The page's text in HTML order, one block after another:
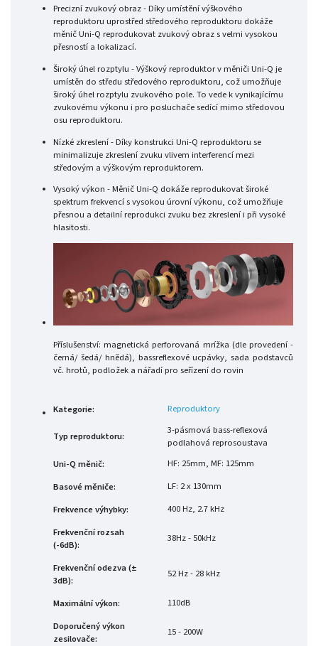
Precizní zvukový obraz - Díky umístění výškového
reproduktoru uprostřed středového reproduktoru dokáže
měnič Uni-Q reprodukovat zvukový obraz s velmi vysokou
přesností a lokalizací.
Široký úhel rozptylu - Výškový reproduktor v měniči Uni-Q je
umístěn do středu středového reproduktoru, což umožňuje
široký úhel rozptylu zvukového pole. To vede k vynikajícímu
zvukovému výkonu i pro posluchače sedící mimo středovou
osu reproduktoru.
Nízké zkreslení - Díky konstrukci Uni-Q reproduktoru se
minimalizuje zkreslení zvuku vlivem interferencí mezi
středovým a výškovým reproduktorem.
Vysoký výkon - Měnič Uni-Q dokáže reprodukovat široké
spektrum frekvencí s vysokou úrovní výkonu, což umožňuje
přesnou a detailní reprodukci zvuku bez zkreslení i při vysoké
hlasitosti.
Příslušenství: magnetická perforovaná mrížka (dle provedení -
černá/ šedá/ hnědá), bassreflexové ucpávky, sada podstavců
vč. hrotů, podložek a nářadí pro seřízení do rovin
Kategorie: Reproduktory
Typ reproduktoru:
3-pásmová bass-reflexová
podlahová reprosoustava
Uni-Q měnič:
HF: 25mm, MF: 125mm
Basové měniče:
LF: 2 x 130mm
Frekvence výhybky:
400 Hz, 2.7 kHz
Frekvenční rozsah
(-6dB):
38Hz - 50kHz
Frekvenční odezva (±
3dB):
52 Hz - 28 kHz
Maximální výkon:
110dB
Doporučený výkon
zesilovače:
15 - 200W